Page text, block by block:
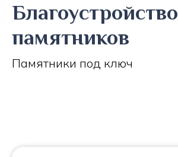
Благоустройство
памятников
Памятники под ключ